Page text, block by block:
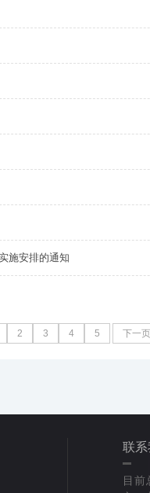
施安排的通知
2 3 4 5 下一页
联系
目前